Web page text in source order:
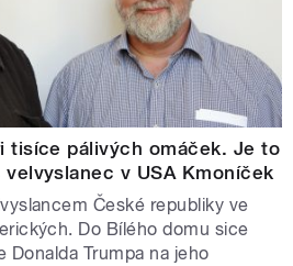
tisíce pálivých omáček. Je to
v USA Kmoníček
České republiky ve
Do Bílého domu sice
Donalda Trumpa na jeho